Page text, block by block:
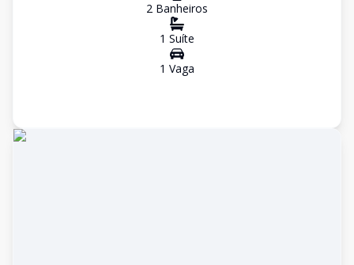
2 Banheiros
1 Suíte
1 Vaga